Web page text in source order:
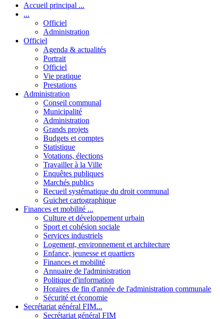
Accueil principal ...
...
Officiel
Administration
Officiel
Agenda & actualités
Portrait
Officiel
Vie pratique
Prestations
Administration
Conseil communal
Municipalité
Administration
Grands projets
Budgets et comptes
Statistique
Votations, élections
Travailler à la Ville
Enquêtes publiques
Marchés publics
Recueil systématique du droit communal
Guichet cartographique
Finances et mobilité ...
Culture et développement urbain
Sport et cohésion sociale
Services industriels
Logement, environnement et architecture
Enfance, jeunesse et quartiers
Finances et mobilité
Annuaire de l'administration
Politique d'information
Horaires de fin d'année de l'administration communale
Sécurité et économie
Secrétariat général FIM...
Secrétariat général FIM